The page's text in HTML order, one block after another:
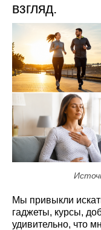
взгляд.
Мы привыкли
гаджеты, курсы,
удивительно, что